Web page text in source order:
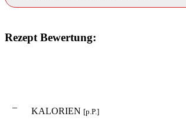
Rezept Bewertung:
– KALORIEN [p.P.]